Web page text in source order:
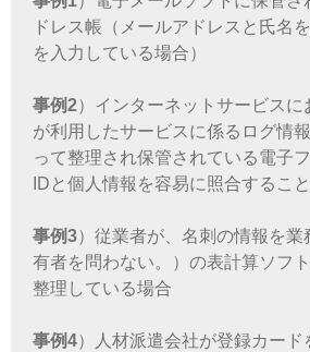
ドレス帳（メールアドレスと氏名
を入力している場合）
事例2）インターネットサービスに
が利用したサービスに係るログ情
って整理され保管されている電子
IDと個人情報を容易に照合するこ
事例3）従業者が、名刺の情報を
有者を問わない。）の表計算ソフ
整理している場合
事例4）人材派遣会社が登録カー